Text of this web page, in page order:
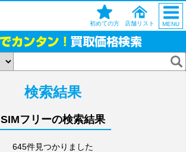
初めての方 店舗リスト MENU
検索結果
SIMフリーの検索結果
645件見つかりました